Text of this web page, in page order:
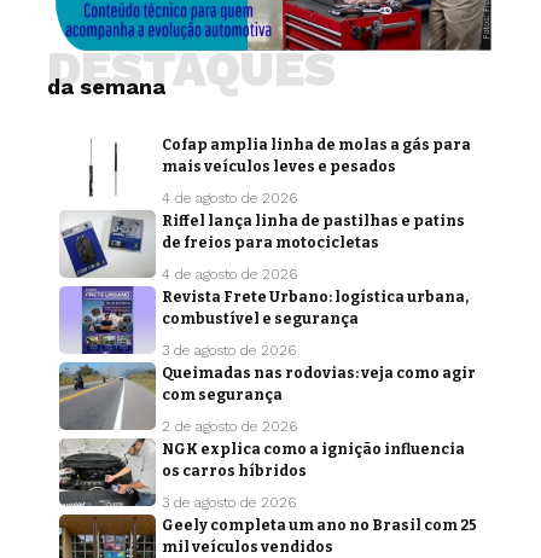
da semana
DESTAQUES
Cofap amplia linha de molas a gás para
mais veículos leves e pesados
4 de agosto de 2026
Riffel lança linha de pastilhas e patins
de freios para motocicletas
4 de agosto de 2026
Revista Frete Urbano: logística urbana,
combustível e segurança
3 de agosto de 2026
Queimadas nas rodovias: veja como agir
com segurança
2 de agosto de 2026
NGK explica como a ignição influencia
os carros híbridos
3 de agosto de 2026
Geely completa um ano no Brasil com 25
mil veículos vendidos